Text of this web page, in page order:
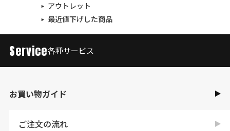
アウトレット
最近値下げした商品
Service各種サービス
お買い物ガイド
ご注文の流れ